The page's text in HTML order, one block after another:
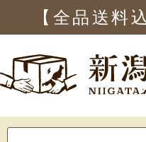
【全品送料